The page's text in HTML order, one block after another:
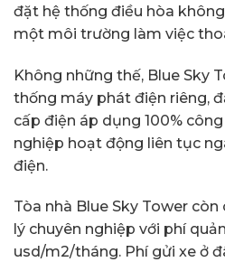
đặt hệ thống điều hòa
một môi trường làm việc
Không những thế, Blue Sky
thống máy phát điện riêng,
cấp điện áp dụng 100%
nghiệp hoạt động liên tục
điện.
Tòa nhà Blue Sky Tower
lý chuyên nghiệp với phí
usd/m2/tháng. Phí gửi xe ở